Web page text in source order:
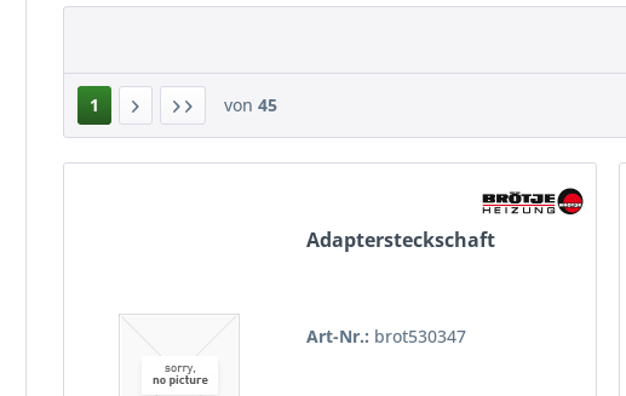
1 von 45
Adaptersteckschaft
Art-Nr.: brot530347